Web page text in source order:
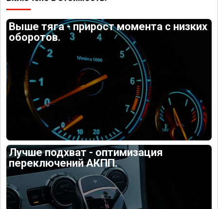
Выше тяга - прирост момента с низких
оборотов.
Лучше подхват - оптимизация
переключений АКПП.